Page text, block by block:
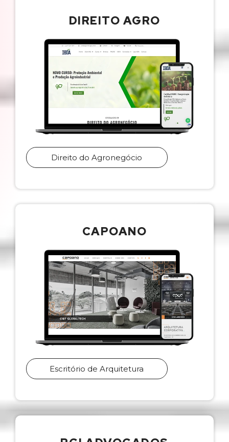
DIREITO AGRO
Direito do Agronegócio
CAPOANO
Escritório de Arquitetura